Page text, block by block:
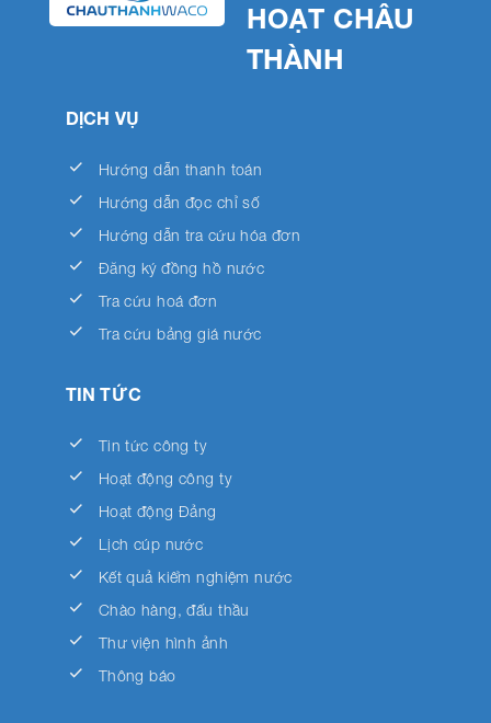
HOẠT CHÂU
THÀNH
DỊCH VỤ
done Hướng dẫn thanh toán
done Hướng dẫn đọc chỉ số
done Hướng dẫn tra cứu hóa đơn
done Đăng ký đồng hồ nước
done Tra cứu hoá đơn
done Tra cứu bảng giá nước
TIN TỨC
done Tin tức công ty
done Hoạt động công ty
done Hoạt động Đảng
done Lịch cúp nước
done Kết quả kiểm nghiệm nước
done Chào hàng, đấu thầu
done Thư viện hình ảnh
done Thông báo